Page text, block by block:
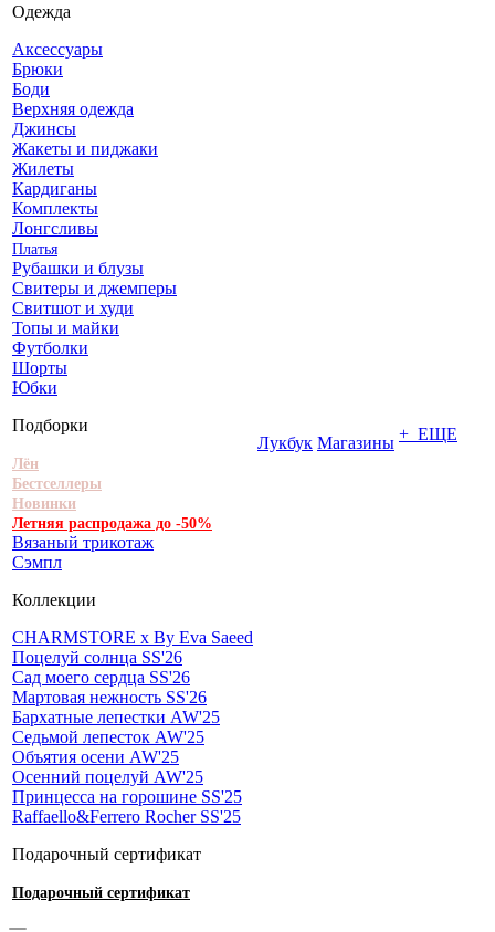
Одежда
Аксессуары
Брюки
Боди
Верхняя одежда
Джинсы
Жакеты и пиджаки
Жилеты
Кардиганы
Комплекты
Лонгсливы
Платья
Рубашки и блузы
Свитеры и джемперы
Свитшот и худи
Топы и майки
Футболки
Шорты
Юбки
Подборки
Лён
Бестселлеры
Новинки
Летняя распродажа до -50%
Вязаный трикотаж
Сэмпл
Коллекции
CHARMSTORE х By Eva Saeed
Поцелуй солнца SS'26
Сад моего сердца SS'26
Мартовая нежность SS'26
Бархатные лепестки AW'25
Седьмой лепесток AW'25
Объятия осени AW'25
Осенний поцелуй AW'25
Принцесса на горошине SS'25
Raffaello&Ferrero Rocher SS'25
Подарочный сертификат
Подарочный сертификат
Лукбук Магазины + ЕЩЕ